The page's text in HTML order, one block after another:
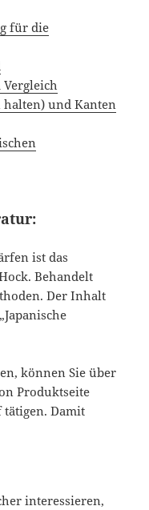
für die
halten) und Kanten
ist das
Behandelt
Der Inhalt
können Sie über
Produktseite
Damit
interessieren,